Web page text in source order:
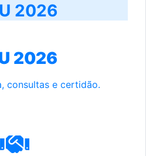
2026
2026
consultas e certidão.